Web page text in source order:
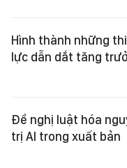
Hình thành những
lực dẫn dắt tăng
Đề nghị luật hóa
trị AI trong xuất bản